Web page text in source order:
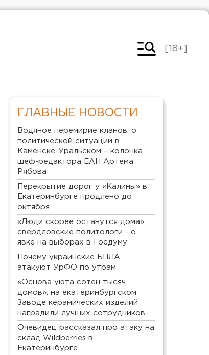
[18+]
ГЛАВНЫЕ НОВОСТИ
Водяное перемирие кланов: о
политической ситуации в
Каменске-Уральском – колонка
шеф-редактора ЕАН Артема
Рябова
Перекрытие дорог у «Калины» в
Екатеринбурге продлено до
октября
«Люди скорее останутся дома»:
свердловские политологи - о
явке на выборах в Госдуму
Почему украинские БПЛА
атакуют УрФО по утрам
«Основа уюта сотен тысяч
домов»: на екатеринбургском
Заводе керамических изделий
наградили лучших сотрудников
Очевидец рассказал про атаку на
склад Wildberries в
Екатеринбурге